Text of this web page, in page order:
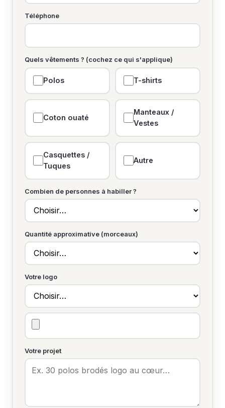
Téléphone
Quels vêtements ? (cochez ce qui s'applique)
Polos T-shirts
Coton ouaté
Manteaux /
Vestes
Casquettes /
Tuques
Autre
Combien de personnes à habiller ?
Quantité approximative (morceaux)
Votre logo
Votre projet